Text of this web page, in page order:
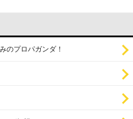
のプロパガンダ！